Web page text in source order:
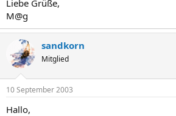
Liebe Grüße,
M@g
sandkorn
Mitglied
10 September 2003
Hallo,